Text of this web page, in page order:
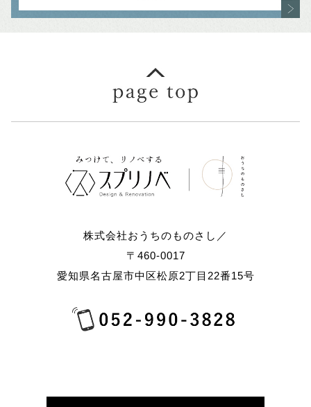
株式会社おうちのものさし／
〒460-0017
愛知県名古屋市中区松原2丁目22番15号